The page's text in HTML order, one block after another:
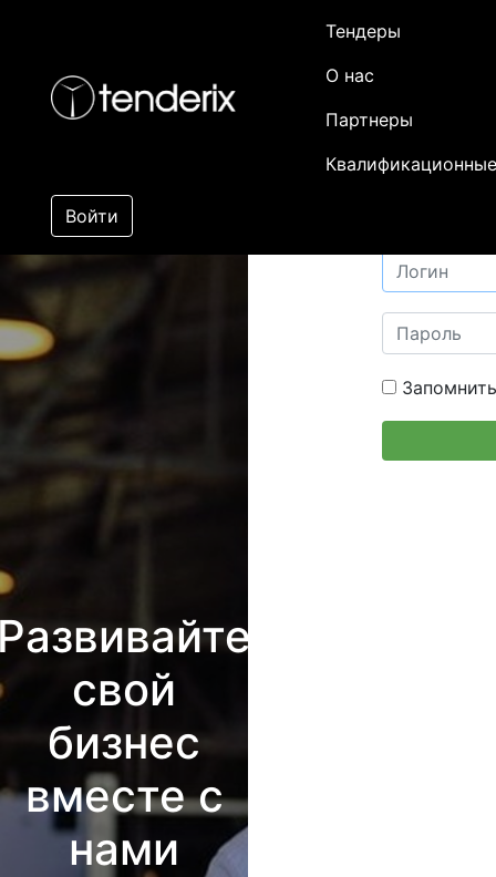
Тендеры
О нас
Партнеры
Войти
свой
бизнес
вместе с
нами